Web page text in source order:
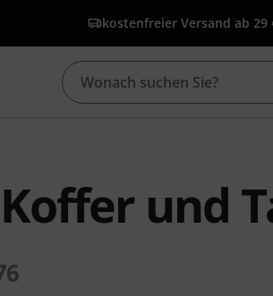
kostenfreier Versand ab 29
und